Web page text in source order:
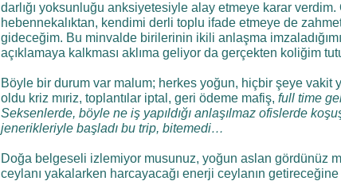
darlığı yoksunluğu anksiyetesiyle alay etmeye karar verdim.
hebennekalıktan, kendimi derli toplu ifade etmeye de
gideceğim. Bu minvalde birilerinin ikili anlaşma
açıklamaya kalkması aklıma geliyor da gerçekten koliğim
Böyle bir durum var malum; herkes yoğun, hiçbir şeye vakit
oldu kriz mıriz, toplantılar iptal, geri ödeme mafiş, full time
Seksenlerde, böyle ne iş yapıldığı anlaşılmaz ofislerde
jenerikleriyle başladı bu trip, bitemedi…
Doğa belgeseli izlemiyor musunuz, yoğun aslan gördünüz
ceylanı yakalarken harcayacağı enerji ceylanın